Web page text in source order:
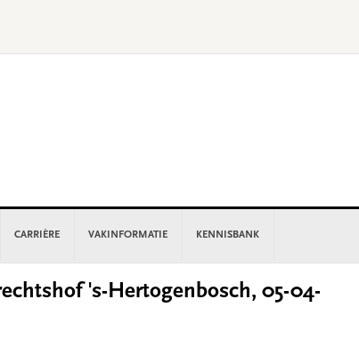
CARRIÈRE VAKINFORMATIE KENNISBANK
's-Hertogenbosch, 05-04-